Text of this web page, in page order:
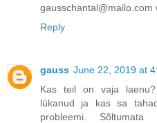
gausschantal@mailo.com
Reply
gauss June 22, 2019 at
Kas teil on vaja
lükanud ja kas sa
probleemi. Sõltumata